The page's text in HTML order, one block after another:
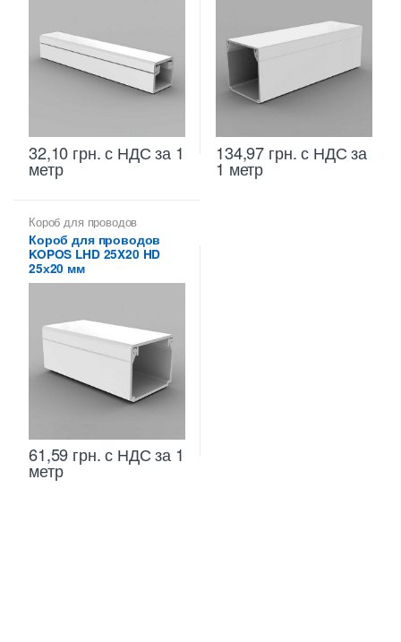
32,10 грн.с НДС за 1
метр
134,97 грн.с НДС за
1 метр
Короб для проводов
Короб для проводов
KOPOS LHD 25X20 HD
25х20 мм
61,59 грн.с НДС за 1
метр